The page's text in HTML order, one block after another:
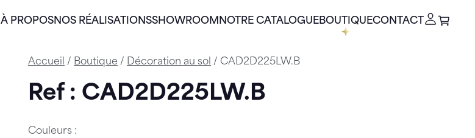
À PROPOSNOS RÉALISATIONSSHOWROOM NOTRE CATALOGUEBOUTIQUECONTACT
Accueil / Boutique / Décoration au sol / CAD2D225LW.B
Ref : CAD2D225LW.B
Couleurs :